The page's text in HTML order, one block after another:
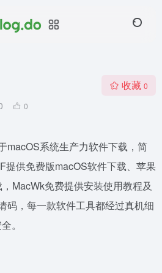
0
收藏 0
macOS系统生产力软件下载，简
提供免费版macOS软件下载、苹果
MacWk免费提供安装使用教程及
码，每一款软件工具都经过真机细
。